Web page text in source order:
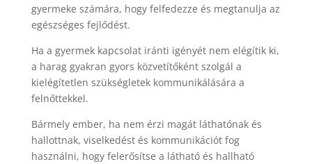
gyermeke számára, hogy felfedezze és megtanulja az
egészséges fejlődést.
Ha a gyermek kapcsolat iránti igényét nem elégítik ki,
a harag gyakran gyors közvetítőként szolgál a
kielégítetlen szükségletek kommunikálására a
felnőttekkel.
Bármely ember, ha nem érzi magát láthatónak és
hallottnak, viselkedést és kommunikációt fog
használni, hogy felerősítse a látható és hallható